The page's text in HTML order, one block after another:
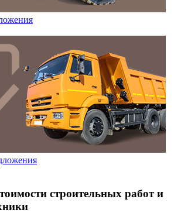
строительных работ и